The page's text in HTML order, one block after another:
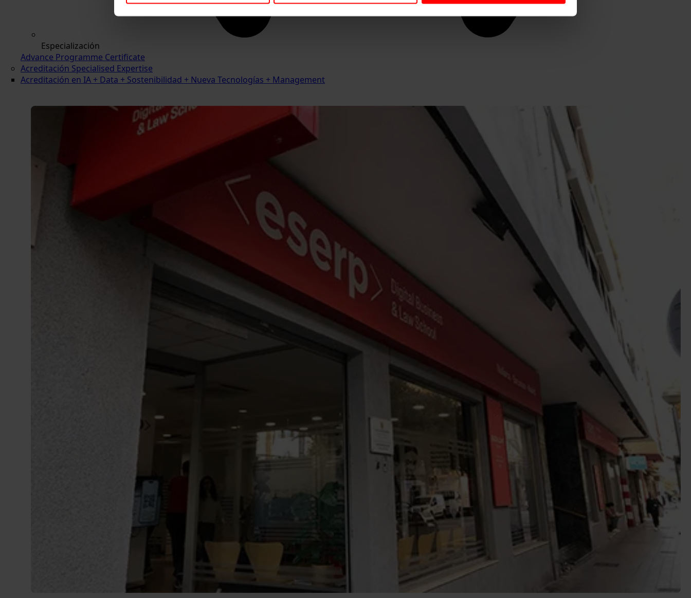
Especialización
Advance Programme Certificate
Acreditación Specialised Expertise
Acreditación en IA + Data + Sostenibilidad + Nueva Tecnologías + Management